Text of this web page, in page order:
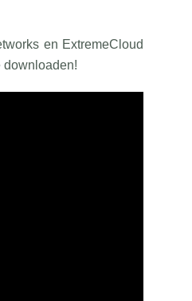
en ExtremeCloud
downloaden!